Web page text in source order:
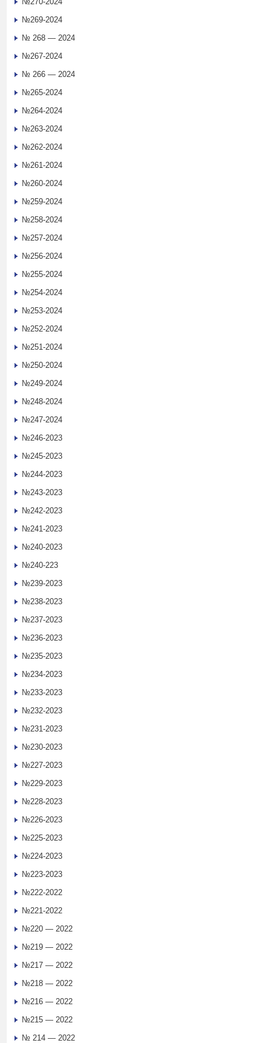
№269-2024
№ 268 — 2024
№267-2024
№ 266 — 2024
№265-2024
№264-2024
№263-2024
№262-2024
№261-2024
№260-2024
№259-2024
№258-2024
№257-2024
№256-2024
№255-2024
№254-2024
№253-2024
№252-2024
№251-2024
№250-2024
№249-2024
№248-2024
№247-2024
№246-2023
№245-2023
№244-2023
№243-2023
№242-2023
№241-2023
№240-2023
№240-223
№239-2023
№238-2023
№237-2023
№236-2023
№235-2023
№234-2023
№233-2023
№232-2023
№231-2023
№230-2023
№227-2023
№229-2023
№228-2023
№226-2023
№225-2023
№224-2023
№223-2023
№222-2022
№221-2022
№220 — 2022
№219 — 2022
№217 — 2022
№218 — 2022
№216 — 2022
№215 — 2022
№ 214 — 2022